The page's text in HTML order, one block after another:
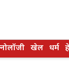
खेल धर्म